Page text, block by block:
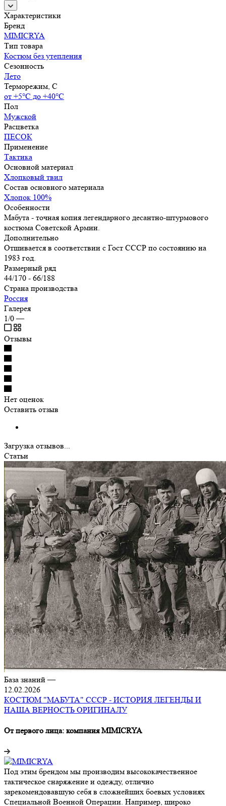
Характеристики
Бренд
MIMICRYA
Тип товара
Костюм без утепления
Сезонность
Лето
Терморежим, C
от +5°С до +40°С
Пол
Мужской
Расцветка
ПЕСОК
Применение
Тактика
Основной материал
Хлопковый твил
Состав основного материала
Хлопок 100%
Особенности
Мабута - точная копия легендарного десантно-штурмового
костюма Советской Армии.
Дополнительно
Отшивается в соответствии с Гост СССР по состоянию на
1983 год.
Размерный ряд
44/170 - 66/188
Страна производства
Россия
Галерея
1/0 —
Отзывы
Нет оценок
Оставить отзыв
Загрузка отзывов...
Статьи
База знаний—
12.02.2026
КОСТЮМ "МАБУТА" СССР - ИСТОРИЯ ЛЕГЕНДЫ И
НАША ВЕРНОСТЬ ОРИГИНАЛУ
От первого лица: компания MIMICRYA
Под этим брендом мы производим высококачественное
тактическое снаряжение и одежду, отлично
зарекомендовавшую себя в сложнейших боевых условиях
Специальной Военной Операции. Например, широко